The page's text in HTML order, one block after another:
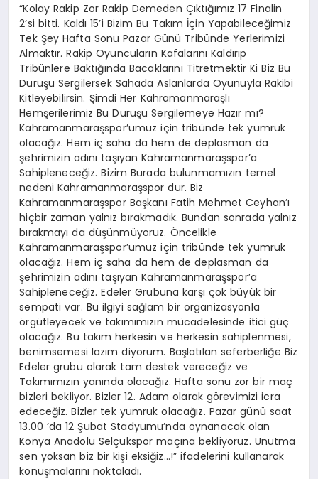
“Kolay Rakip Zor Rakip Demeden Çıktığımız 17 Finalin
2’si bitti. Kaldı 15’i Bizim Bu Takım İçin Yapabileceğimiz
Tek Şey Hafta Sonu Pazar Günü Tribünde Yerlerimizi
Almaktır. Rakip Oyuncuların Kafalarını Kaldırıp
Tribünlere Baktığında Bacaklarını Titretmektir Ki Biz Bu
Duruşu Sergilersek Sahada Aslanlarda Oyunuyla Rakibi
Kitleyebilirsin. Şimdi Her Kahramanmaraşlı
Hemşerilerimiz Bu Duruşu Sergilemeye Hazır mı?
Kahramanmaraşspor’umuz için tribünde tek yumruk
olacağız. Hem iç saha da hem de deplasman da
şehrimizin adını taşıyan Kahramanmaraşspor’a
Sahipleneceğiz. Bizim Burada bulunmamızın temel
nedeni Kahramanmaraşspor dur. Biz
Kahramanmaraşspor Başkanı Fatih Mehmet Ceyhan’ı
hiçbir zaman yalnız bırakmadık. Bundan sonrada yalnız
bırakmayı da düşünmüyoruz. Öncelikle
Kahramanmaraşspor’umuz için tribünde tek yumruk
olacağız. Hem iç saha da hem de deplasman da
şehrimizin adını taşıyan Kahramanmaraşspor’a
Sahipleneceğiz. Edeler Grubuna karşı çok büyük bir
sempati var. Bu ilgiyi sağlam bir organizasyonla
örgütleyecek ve takımımızın mücadelesinde itici güç
olacağız. Bu takım herkesin ve herkesin sahiplenmesi,
benimsemesi lazım diyorum. Başlatılan seferberliğe Biz
Edeler grubu olarak tam destek vereceğiz ve
Takımımızın yanında olacağız. Hafta sonu zor bir maç
bizleri bekliyor. Bizler 12. Adam olarak görevimizi icra
edeceğiz. Bizler tek yumruk olacağız. Pazar günü saat
13.00 ‘da 12 Şubat Stadyumu’nda oynanacak olan
Konya Anadolu Selçukspor maçına bekliyoruz. Unutma
sen yoksan biz bir kişi eksiğiz…!” ifadelerini kullanarak
konuşmalarını noktaladı.